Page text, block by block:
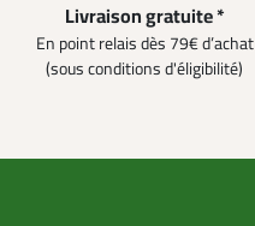
Livraison gratuite *
En point relais dès 79€ d’achat
(sous conditions d'éligibilité)